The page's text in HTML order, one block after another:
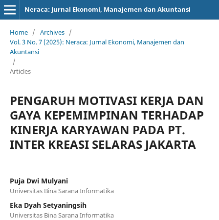
Neraca: Jurnal Ekonomi, Manajemen dan Akuntansi
Home / Archives /
Vol. 3 No. 7 (2025): Neraca: Jurnal Ekonomi, Manajemen dan
Akuntansi
/
Articles
PENGARUH MOTIVASI KERJA DAN
GAYA KEPEMIMPINAN TERHADAP
KINERJA KARYAWAN PADA PT.
INTER KREASI SELARAS JAKARTA
Puja Dwi Mulyani
Universitas Bina Sarana Informatika
Eka Dyah Setyaningsih
Universitas Bina Sarana Informatika